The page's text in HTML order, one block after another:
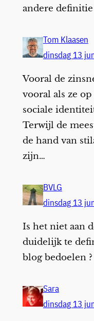
andere definitie
Tom Klaasen
dinsdag 13
Vooral de
vooral als ze
sociale
Terwijl de
de hand van
zijn…
BVLG
dinsdag 13
Is het niet aan
duidelijk te
blog bedoelen ?
Sara
dinsdag 13